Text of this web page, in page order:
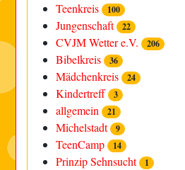
Teenkreis 100
Jungenschaft 22
CVJM Wetter e.V. 206
Bibelkreis 36
Mädchenkreis 24
Kindertreff 3
allgemein 21
Michelstadt 9
TeenCamp 14
Prinzip Sehnsucht 1